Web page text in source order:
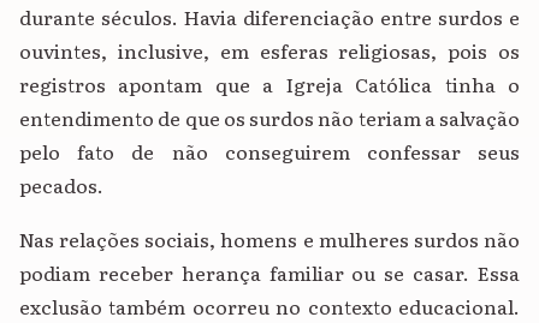
durante séculos. Havia diferenciação entre surdos e
ouvintes, inclusive, em esferas religiosas, pois os
registros apontam que a Igreja Católica tinha o
entendimento de que os surdos não teriam a salvação
pelo fato de não conseguirem confessar seus
pecados.
Nas relações sociais, homens e mulheres surdos não
podiam receber herança familiar ou se casar. Essa
exclusão também ocorreu no contexto educacional.